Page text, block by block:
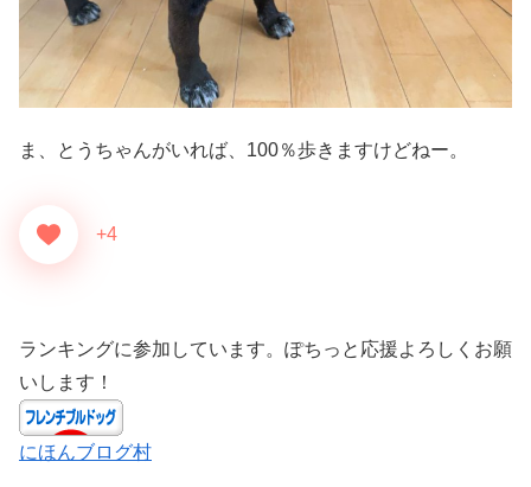
ま、とうちゃんがいれば、100％歩きますけどねー。
+4
ランキングに参加しています。ぽちっと応援よろしくお願
いします！
にほんブログ村